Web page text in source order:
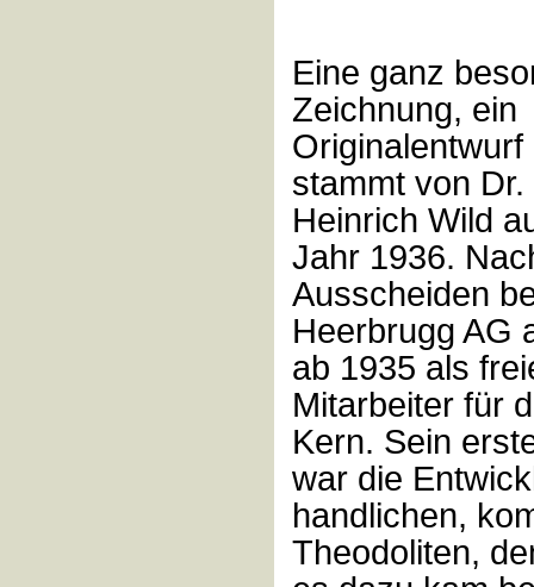
Eine ganz
Zeichnung, ein
Originalentwurf
stammt von Dr.
Heinrich Wild
Jahr 1936.
Ausscheiden
Heerbrugg AG
ab 1935 als
Mitarbeiter für
Kern. Sein
war die
handlichen,
Theodoliten,